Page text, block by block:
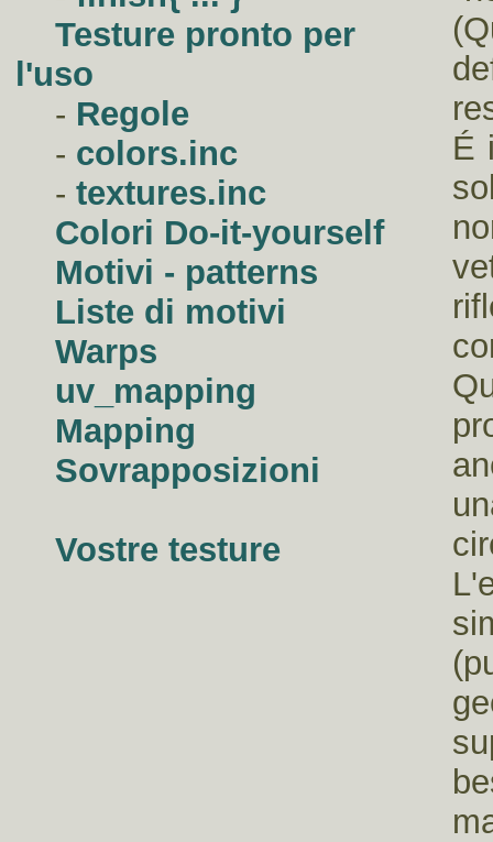
Testure pronto per
l'uso
- Regole
- colors.inc
- textures.inc
Colori Do-it-yourself
Motivi - patterns
Liste di motivi
Warps
uv_mapping
Mapping
Sovrapposizioni
Vostre testure
É